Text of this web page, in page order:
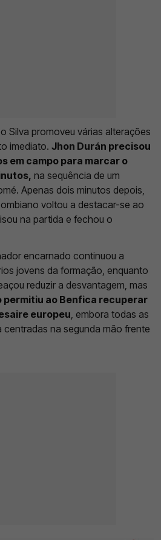
Silva promoveu várias alterações
imediato. Jhon Durán precisou
em campo para marcar o
na sequência de um
Apenas dois minutos depois,
voltou a destacar-se ao
na partida e fechou o
encarnado continuou a
jovens da formação, enquanto
reduzir a desvantagem, mas
permitiu ao Benfica recuperar
europeu , embora todas as
na segunda mão frente